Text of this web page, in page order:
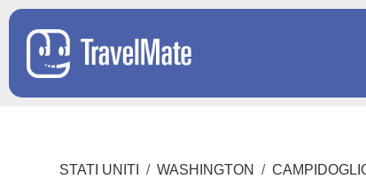
STATI UNITI WASHINGTON